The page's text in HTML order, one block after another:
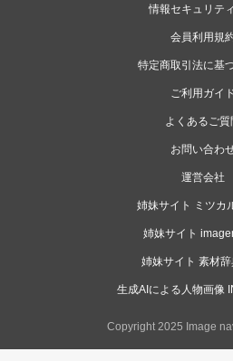
情報セキュリテ
会員利用規
特定商取引法に基
ご利用ガイ
よくあるご質
お問い合わ
運営会社
姉妹サイト ミツカ
姉妹サイト
姉妹サイト 素材
生成AIによる人物画像
Copyright 2025 Image